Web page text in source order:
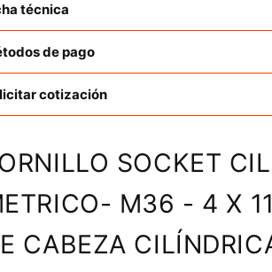
técnica
de pago
cotización
SOCKET
M36 - 4 X
CABEZA